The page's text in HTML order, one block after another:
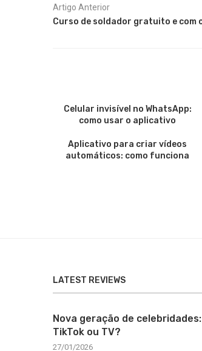
Artigo Anterior
Curso de soldador gratuito e com
Celular invisível no WhatsApp:
como usar o aplicativo
Aplicativo para criar vídeos
automáticos: como funciona
LATEST REVIEWS
Nova geração de celebridades:
TikTok ou TV?
27/01/2026